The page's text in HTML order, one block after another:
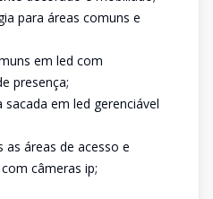
para áreas comuns e
em led com
presença;
em led gerenciável
áreas de acesso e
câmeras ip;